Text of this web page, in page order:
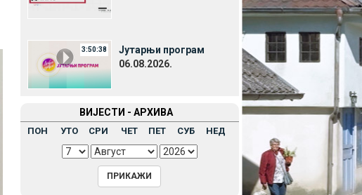
3:50:38
Јутарњи програм
06.08.2026.
ВИЈЕСТИ - АРХИВА
ПОН УТО СРИ ЧЕТ ПЕТ СУБ НЕД